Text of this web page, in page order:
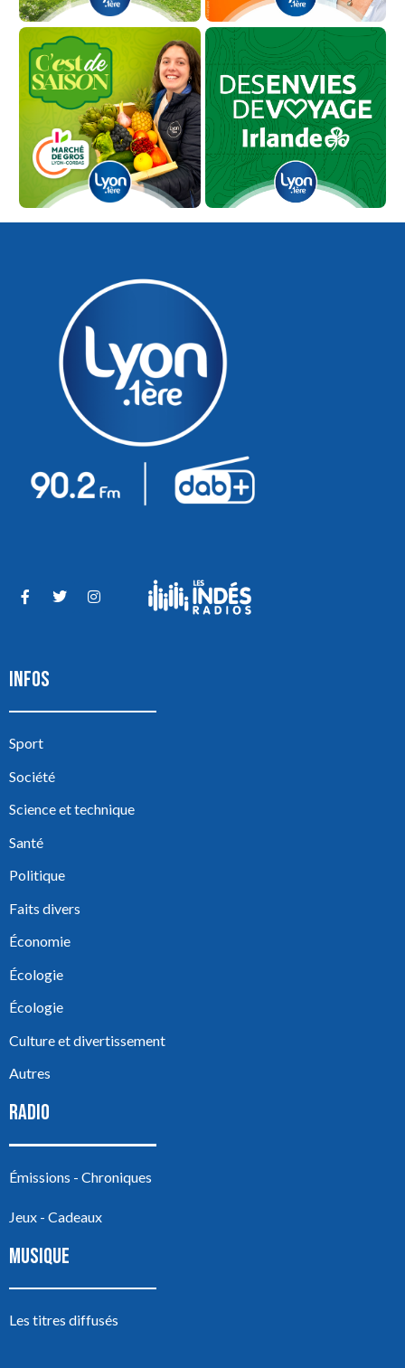
INFOS
Sport
Société
Science et technique
Santé
Politique
Faits divers
Économie
Écologie
Écologie
Culture et divertissement
Autres
RADIO
Émissions - Chroniques
Jeux - Cadeaux
MUSIQUE
Les titres diffusés